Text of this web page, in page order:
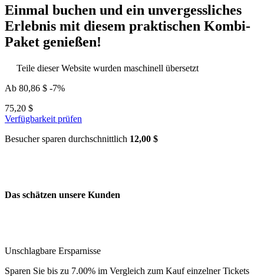
Einmal buchen und ein unvergessliches
Erlebnis mit diesem praktischen Kombi-
Paket genießen!
Teile dieser Website wurden maschinell übersetzt
Ab 80,86 $ -7%
75,20 $
Verfügbarkeit prüfen
Besucher sparen durchschnittlich 12,00 $
Das schätzen unsere Kunden
Unschlagbare Ersparnisse
Sparen Sie bis zu 7.00% im Vergleich zum Kauf einzelner Tickets